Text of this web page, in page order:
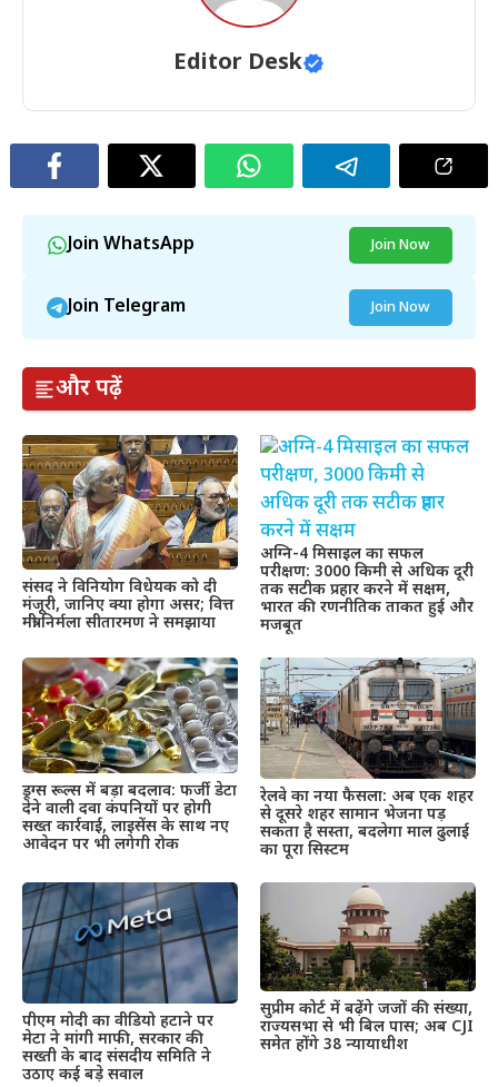
Editor Desk
Join WhatsApp Join Now
Join Telegram Join Now
और पढ़ें
संसद ने विनियोग विधेयक को दी
मंजूरी, जानिए क्या होगा असर; वित्त
मंत्री निर्मला सीतारमण ने समझाया
अग्नि-4 मिसाइल का सफल
परीक्षण: 3000 किमी से अधिक दूरी
तक सटीक प्रहार करने में सक्षम,
भारत की रणनीतिक ताकत हुई और
मजबूत
ड्रग्स रूल्स में बड़ा बदलाव: फर्जी डेटा
देने वाली दवा कंपनियों पर होगी
सख्त कार्रवाई, लाइसेंस के साथ नए
आवेदन पर भी लगेगी रोक
रेलवे का नया फैसला: अब एक शहर
से दूसरे शहर सामान भेजना पड़
सकता है सस्ता, बदलेगा माल ढुलाई
का पूरा सिस्टम
पीएम मोदी का वीडियो हटाने पर
मेटा ने मांगी माफी, सरकार की
सख्ती के बाद संसदीय समिति ने
उठाए कई बड़े सवाल
सुप्रीम कोर्ट में बढ़ेंगे जजों की संख्या,
राज्यसभा से भी बिल पास; अब CJI
समेत होंगे 38 न्यायाधीश